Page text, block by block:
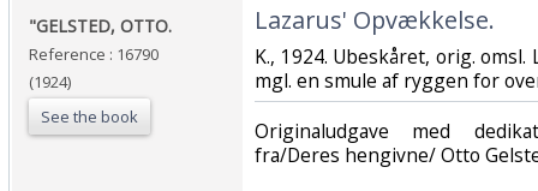
‎"GELSTED, OTTO.‎
Reference : 16790
(1924)
See the book
‎Lazarus' Opvækkelse.‎
‎K., 1924. Ubeskåret, orig.
mgl. en smule af ryggen for
‎Originaludgave med
fra/Deres hengivne/ Otto